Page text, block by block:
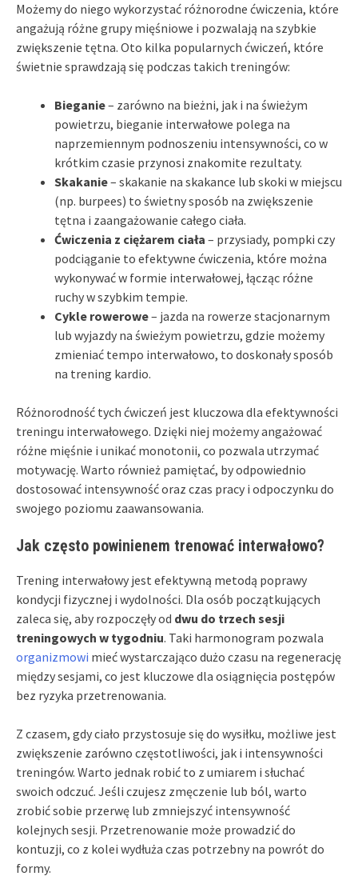
Możemy do niego wykorzystać różnorodne ćwiczenia, które
angażują różne grupy mięśniowe i pozwalają na szybkie
zwiększenie tętna. Oto kilka popularnych ćwiczeń, które
świetnie sprawdzają się podczas takich treningów:
Bieganie– zarówno na bieżni, jak i na świeżym
powietrzu, bieganie interwałowe polega na
naprzemiennym podnoszeniu intensywności, co w
krótkim czasie przynosi znakomite rezultaty.
Skakanie– skakanie na skakance lub skoki w miejscu
(np. burpees) to świetny sposób na zwiększenie
tętna i zaangażowanie całego ciała.
Ćwiczenia z ciężarem ciała – przysiady, pompki czy
podciąganie to efektywne ćwiczenia, które można
wykonywać w formie interwałowej, łącząc różne
ruchy w szybkim tempie.
Cykle rowerowe– jazda na rowerze stacjonarnym
lub wyjazdy na świeżym powietrzu, gdzie możemy
zmieniać tempo interwałowo, to doskonały sposób
na trening kardio.
Różnorodność tych ćwiczeń jest kluczowa dla efektywności
treningu interwałowego. Dzięki niej możemy angażować
różne mięśnie i unikać monotonii, co pozwala utrzymać
motywację. Warto również pamiętać, by odpowiednio
dostosować intensywność oraz czas pracy i odpoczynku do
swojego poziomu zaawansowania.
Jak często powinienem trenować interwałowo?
Trening interwałowy jest efektywną metodą poprawy
kondycji fizycznej i wydolności. Dla osób początkujących
zaleca się, aby rozpoczęły od dwu do trzech sesji
treningowych w tygodniu. Taki harmonogram pozwala
organizmowi mieć wystarczająco dużo czasu na regenerację
między sesjami, co jest kluczowe dla osiągnięcia postępów
bez ryzyka przetrenowania.
Z czasem, gdy ciało przystosuje się do wysiłku, możliwe jest
zwiększenie zarówno częstotliwości, jak i intensywności
treningów. Warto jednak robić to z umiarem i słuchać
swoich odczuć. Jeśli czujesz zmęczenie lub ból, warto
zrobić sobie przerwę lub zmniejszyć intensywność
kolejnych sesji. Przetrenowanie może prowadzić do
kontuzji, co z kolei wydłuża czas potrzebny na powrót do
formy.